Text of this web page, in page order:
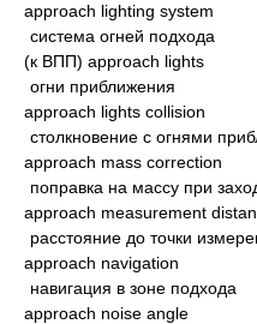
approach lighting system
система огней подхода
(к ВПП) approach lights
огни приближения
approach lights collision
столкновение с огнями
approach mass correction
поправка на массу при
approach measurement
расстояние до точки
approach navigation
навигация в зоне подхода
approach noise angle